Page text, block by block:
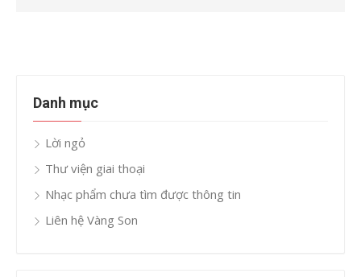
Danh mục
Lời ngỏ
Thư viện giai thoại
Nhạc phẩm chưa tìm được thông tin
Liên hệ Vàng Son